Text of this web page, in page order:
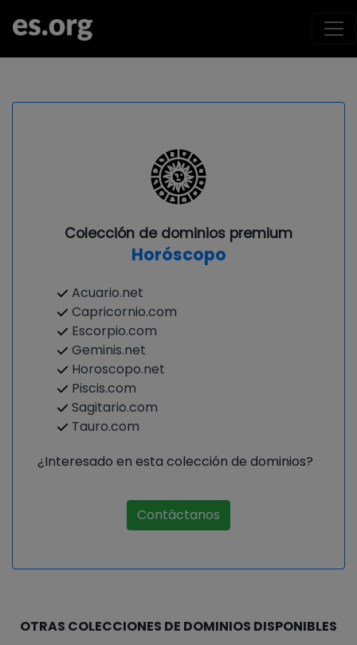
Colección de dominios premium
Horóscopo
Acuario.net
Capricornio.com
Escorpio.com
Geminis.net
Horoscopo.net
Piscis.com
Sagitario.com
Tauro.com
¿Interesado en esta colección de dominios?
Contáctanos
OTRAS COLECCIONES DE DOMINIOS DISPONIBLES